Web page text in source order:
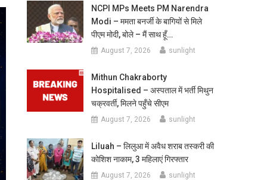
NCPI MPs Meets PM Narendra
Modi – ममता बनर्जी के बागियों से मिले
पीएम मोदी, बोले – मैं साथ हूँ…
August 7, 2026 sunlight
Mithun Chakraborty
Hospitalised – अस्पताल में भर्ती मिथुन
चक्रवर्ती, मिलने पहुँचे सीएम
August 7, 2026 sunlight
Liluah – लिलुआ में अवैध शराब तस्करी की
कोशिश नाकाम, 3 महिलाएं गिरफ्तार
August 7, 2026 sunlight